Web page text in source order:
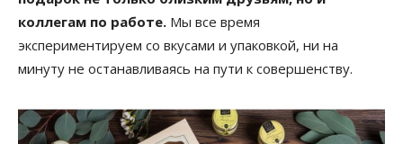
коллегам по работе. Мы все время
экспериментируем со вкусами и упаковкой, ни на
минуту не останавливаясь на пути к совершенству.